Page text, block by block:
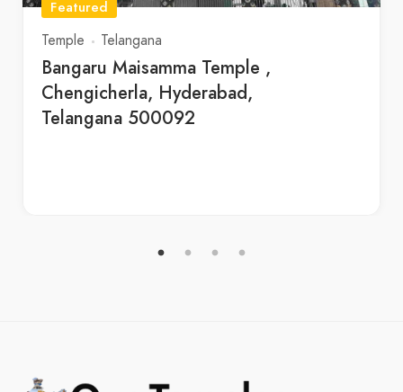
Featured
Temple
Telangana
Bangaru Maisamma Temple ,
Chengicherla, Hyderabad,
Telangana 500092